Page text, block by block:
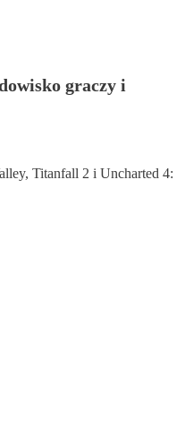
graczy i
Titanfall 2 i Uncharted 4: